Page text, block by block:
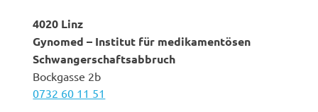
4020 Linz
Gynomed – Institut für medikamentösen
Schwangerschaftsabbruch
Bockgasse 2b
0732 60 11 51